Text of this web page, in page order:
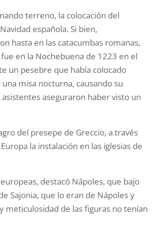
terreno, la colocación del
española. Si bien,
hasta en las catacumbas romanas,
en la Nochebuena de 1223 en el
un pesebre que había colocado
misa nocturna, causando su
aseguraron haber visto un
del presepe de Greccio, a través
la instalación en las iglesias de
destacó Nápoles, que bajo
Sajonia, que lo eran de Nápoles y
meticulosidad de las figuras no tenían